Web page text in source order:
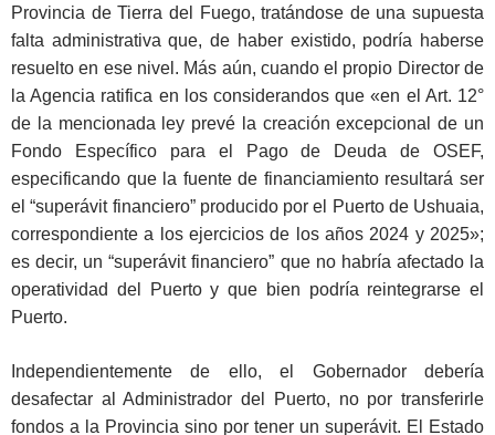
Provincia de Tierra del Fuego, tratándose de una supuesta
falta administrativa que, de haber existido, podría haberse
resuelto en ese nivel. Más aún, cuando el propio Director de
la Agencia ratifica en los considerandos que «en el Art. 12°
de la mencionada ley prevé la creación excepcional de un
Fondo Específico para el Pago de Deuda de OSEF,
especificando que la fuente de financiamiento resultará ser
el “superávit financiero” producido por el Puerto de Ushuaia,
correspondiente a los ejercicios de los años 2024 y 2025»;
es decir, un “superávit financiero” que no habría afectado la
operatividad del Puerto y que bien podría reintegrarse el
Puerto.
Independientemente de ello, el Gobernador debería
desafectar al Administrador del Puerto, no por transferirle
fondos a la Provincia sino por tener un superávit. El Estado